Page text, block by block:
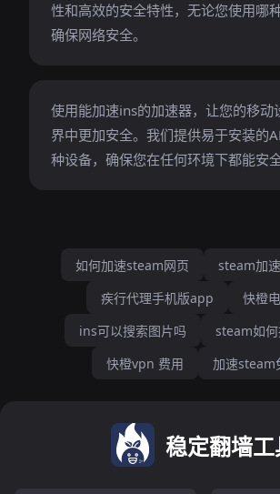
性和高效的安全特性，无论您使用哪
确保网络安全。
使用能加速ins的加速器，让您的移动
界中更加安全。我们提供易于安装的
种设备，确保您在任何环境下都能安全
如何加速steam网页
steam加
疾行代理手机版app
快橙
ins可以搜索图片吗
steam如
快橙vpn 费用
加速steam
稳定翻墙